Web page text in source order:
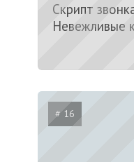
Скрипт
Невежливые
# 16